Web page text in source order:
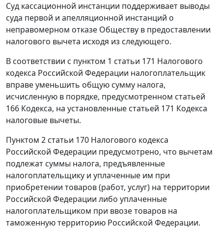
Суд кассационной инстанции поддерживает выводы
суда первой и апелляционной инстанций о
неправомерном отказе Обществу в предоставлении
налогового вычета исходя из следующего.
В соответствии с пунктом 1 статьи 171 Налогового
кодекса Российской Федерации налогоплательщик
вправе уменьшить общую сумму налога,
исчисленную в порядке, предусмотренном статьей
166 Кодекса, на установленные статьей 171 Кодекса
налоговые вычеты.
Пунктом 2 статьи 170 Налогового кодекса
Российской Федерации предусмотрено, что вычетам
подлежат суммы налога, предъявленные
налогоплательщику и уплаченные им при
приобретении товаров (работ, услуг) на территории
Российской Федерации либо уплаченные
налогоплательщиком при ввозе товаров на
таможенную территорию Российской Федерации.